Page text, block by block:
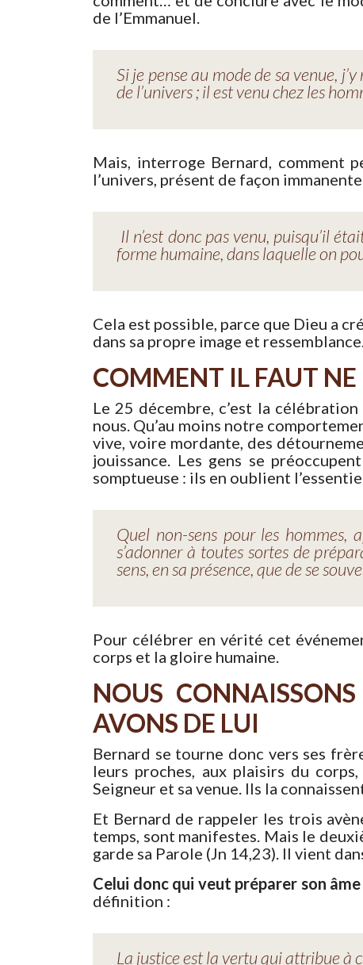
de l’Emmanuel.
Si je pense au mode de sa venue,
de l’univers ; il est venu chez les
Mais, interroge Bernard, comment
l’univers, présent de façon
Il n’est donc pas venu, puisqu’il
forme humaine, dans laquelle on
Cela est possible, parce que Dieu a
dans sa propre image et
COMMENT IL FAUT NE
Le 25 décembre, c’est la
nous. Qu’au moins notre
vive, voire mordante, des
jouissance. Les gens se
somptueuse : ils en oublient
Quel non-sens pour les hommes,
s’adonner à toutes sortes de
sens, en sa présence, que de se
Pour célébrer en vérité cet
corps et la gloire humaine.
NOUS
AVONS DE LUI
Bernard se tourne donc vers ses
leurs proches, aux plaisirs du
Seigneur et sa venue. Ils la
Et Bernard de rappeler les trois
temps, sont manifestes. Mais le
garde sa Parole (Jn 14,23). Il vient
Celui donc qui veut préparer son
définition :
La justice est la vertu qui attribue à